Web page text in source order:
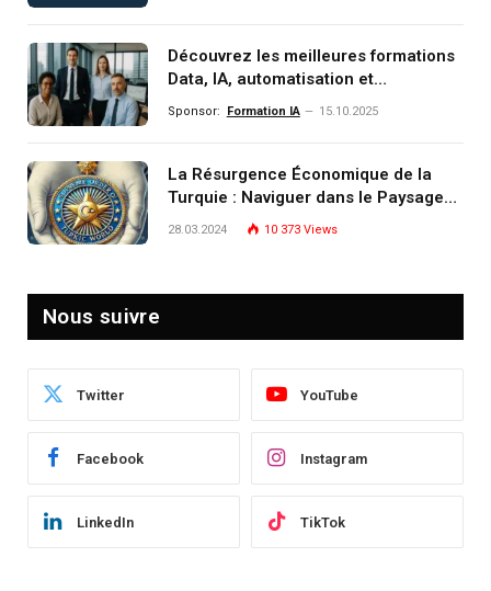
Découvrez les meilleures formations
Data, IA, automatisation et
investissement (gestion de
Sponsor: Formation IA 15.10.2025
La Résurgence Économique de la
Turquie : Naviguer dans le Paysage
Post-Crise
28.03.2024 10 373 Views
Nous suivre
Twitter YouTube
Facebook Instagram
LinkedIn TikTok